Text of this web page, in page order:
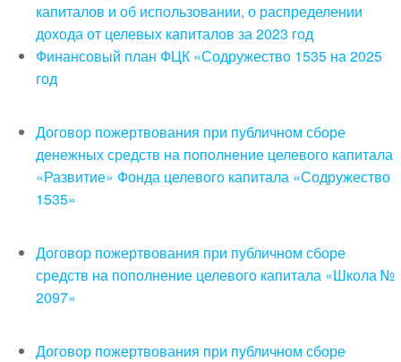
капиталов и об использовании, о распределении
дохода от целевых капиталов за 2023 год
Финансовый план ФЦК «Содружество 1535 на 2025
год
Договор пожертвования при публичном сборе
денежных средств на пополнение целевого капитала
«Развитие» Фонда целевого капитала «Содружество
1535»
Договор пожертвования при публичном сборе
средств на пополнение целевого капитала «Школа №
2097»
Договор пожертвования при публичном сборе